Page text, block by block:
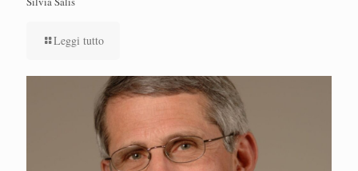
Leggi tutto